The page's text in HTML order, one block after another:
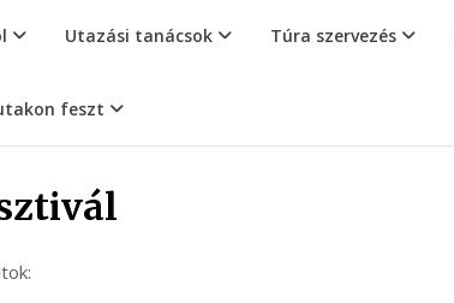
Utazási tanácsok Túra szervezés
feszt